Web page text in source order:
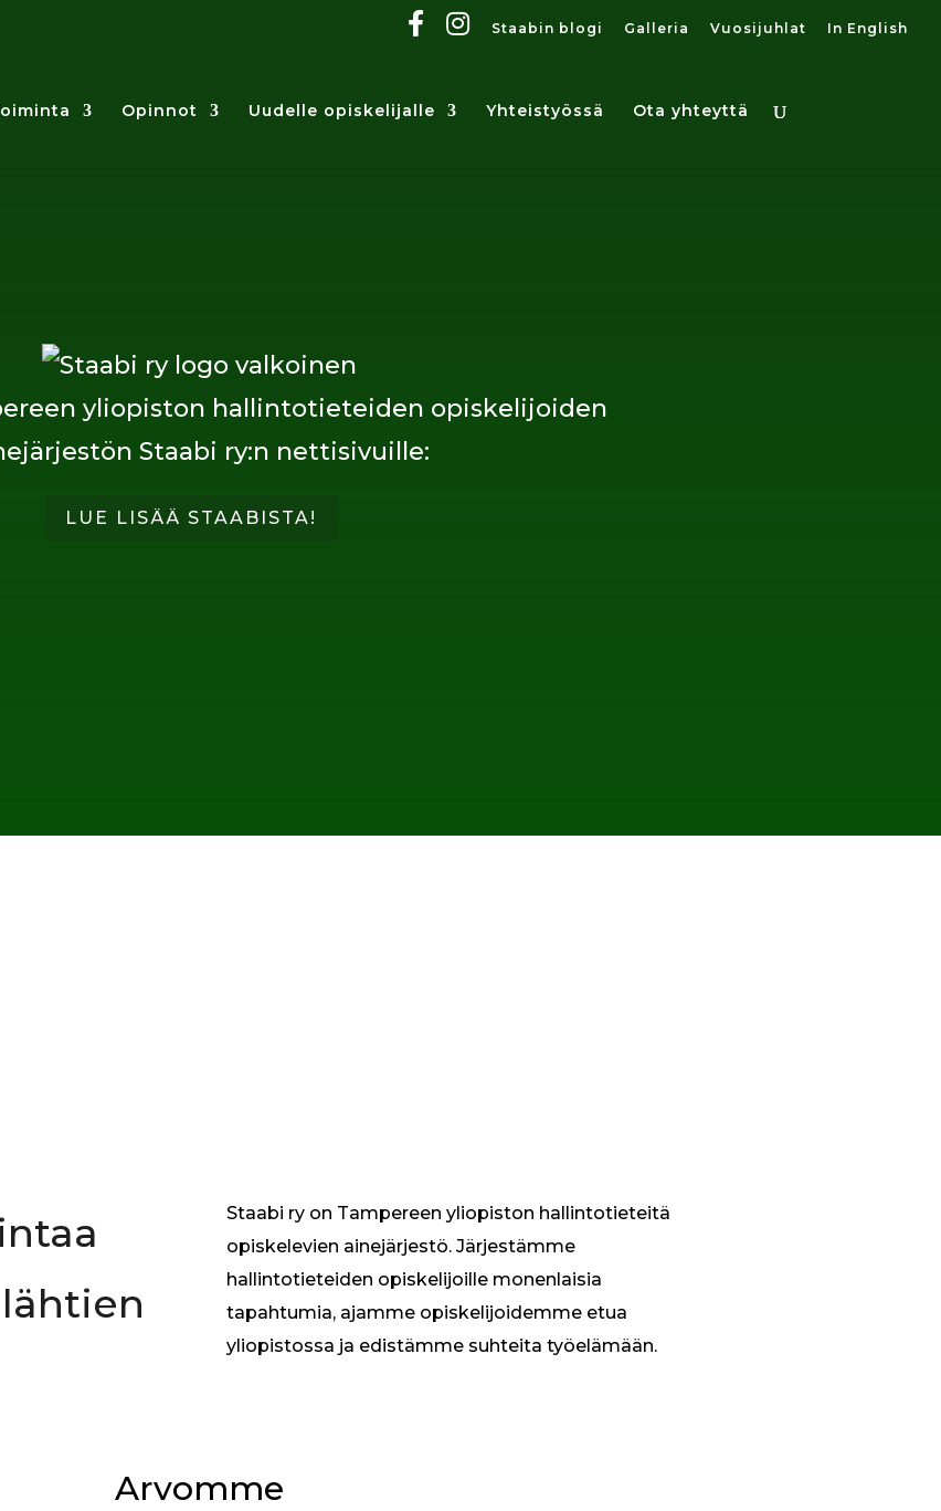
Staabin blogi Galleria Vuosijuhlat In English
Opinnot Uudelle opiskelijalle Yhteistyössä Ota yhteyttä
yliopiston hallintotieteiden opiskelijoiden
Staabi ry:n nettisivuille:
LUE LISÄÄ STAABISTA!
lähtien
Staabi ry on Tampereen yliopiston hallintotieteitä
opiskelevien ainejärjestö. Järjestämme
hallintotieteiden opiskelijoille monenlaisia
tapahtumia, ajamme opiskelijoidemme etua
yliopistossa ja edistämme suhteita työelämään.
Arvomme